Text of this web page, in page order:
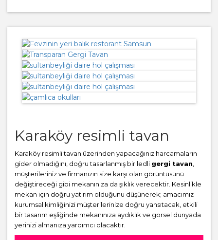
Karaköy resimli tavan
Karaköy resimli tavan üzerinden yapacağınız harcamaların
gider olmadığını, doğru tasarlanmış bir ledli gergi tavan
müşterileriniz ve firmanızın size karşı olan görüntüsünü
değiştireceği gibi mekanınıza da şıklık verecektir. Kesinlikle
mekan için doğru yatırım olduğunu düşünerek; amacımız
kurumsal kimliğinizi müşterilerinize doğru yansıtacak, etkili
bir tasarım eşliğinde mekanınıza aydıklık ve görsel dünyada
yerinizi almanıza yardımcı olacaktır.